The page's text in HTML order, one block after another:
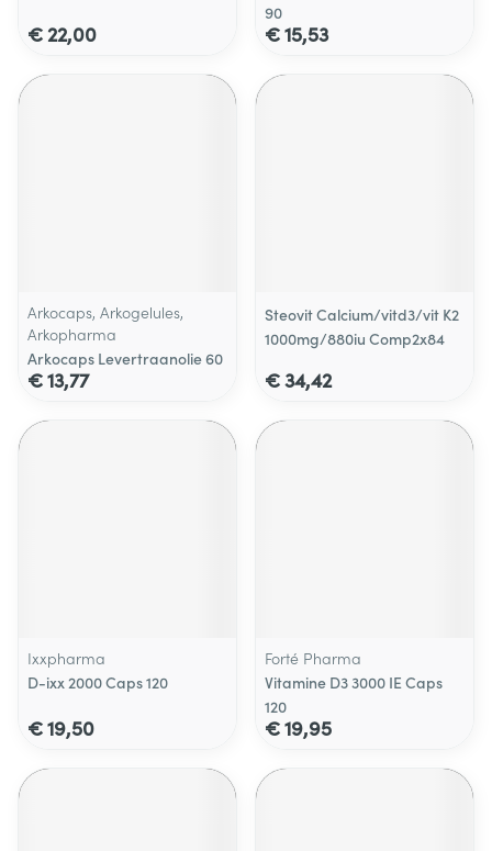
€ 22,00
90
€ 15,53
Arkocaps, Arkogelules,
Arkopharma
Arkocaps Levertraanolie 60
€ 13,77
Steovit Calcium/vitd3/vit K2
1000mg/880iu Comp2x84
€ 34,42
Ixxpharma
D-ixx 2000 Caps 120
€ 19,50
Forté Pharma
Vitamine D3 3000 IE Caps
120
€ 19,95